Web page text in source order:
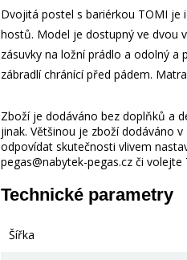
Dvojitá postel s bariérkou TOMI je
hostů. Model je dostupný ve dvou
zásuvky na ložní prádlo a odolný
zábradlí chránící před pádem.
Zboží je dodáváno bez doplňků a
jinak. Většinou je zboží dodáváno
odpovídat skutečnosti vlivem
pegas@nabytek-pegas.cz či volejte
Technické parametry
Šířka